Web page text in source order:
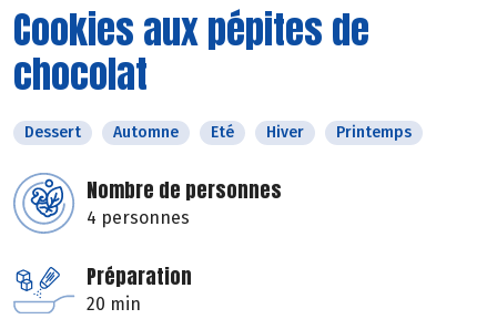
Cookies aux pépites de
chocolat
Dessert Automne Eté Hiver Printemps
Nombre de personnes
4 personnes
Préparation
20 min